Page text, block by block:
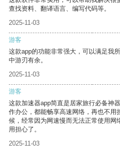
查找资料、翻译语言、编写代码等。
2025-11-03
游客
这款app的功能非常强大，可以满足我
中游刃有余。
2025-11-03
游客
这款加速器app简直是居家旅行必备神
作办公，都能畅享高速网络，再也不用
候，经常因为网速慢而无法正常使用网
用担心了。
2025-11-03